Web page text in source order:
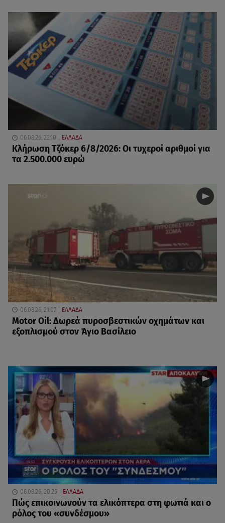
06.08.26, 22:10 ΕΛΛΑΔΑ
Κλήρωση Τζόκερ 6/8/2026: Οι τυχεροί αριθμοί για
τα 2.500.000 ευρώ
06.08.26, 21:07 ΕΛΛΑΔΑ
Motor Oil: Δωρεά πυροσβεστικών οχημάτων και
εξοπλισμού στον Άγιο Βασίλειο
06.08.26, 20:25 ΕΛΛΑΔΑ
Πώς επικοινωνούν τα ελικόπτερα στη φωτιά και ο
ρόλος του «συνδέσμου»